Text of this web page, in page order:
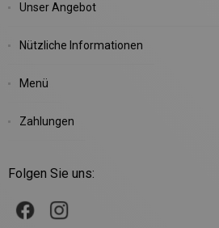
Unser Angebot
Nützliche Informationen
Menü
Zahlungen
Folgen Sie uns: